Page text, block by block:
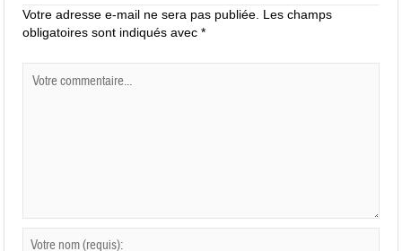
Votre adresse e-mail ne sera pas publiée. Les champs
obligatoires sont indiqués avec*